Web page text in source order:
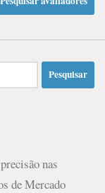
nas
de Mercado